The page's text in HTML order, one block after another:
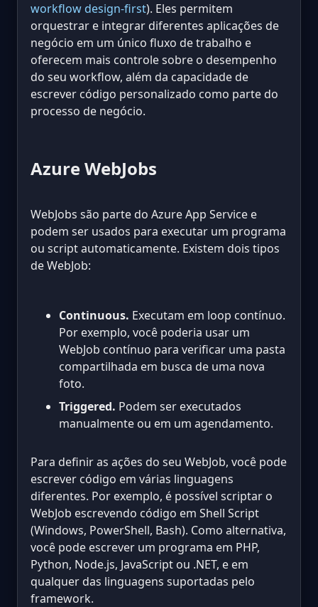
workflow design-first). Eles permitem
orquestrar e integrar diferentes aplicações de
negócio em um único fluxo de trabalho e
oferecem mais controle sobre o desempenho
do seu workflow, além da capacidade de
escrever código personalizado como parte do
processo de negócio.
Azure WebJobs
WebJobs são parte do Azure App Service e
podem ser usados para executar um programa
ou script automaticamente. Existem dois tipos
de WebJob:
Continuous. Executam em loop contínuo.
Por exemplo, você poderia usar um
WebJob contínuo para verificar uma pasta
compartilhada em busca de uma nova
foto.
Triggered. Podem ser executados
manualmente ou em um agendamento.
Para definir as ações do seu WebJob, você pode
escrever código em várias linguagens
diferentes. Por exemplo, é possível scriptar o
WebJob escrevendo código em Shell Script
(Windows, PowerShell, Bash). Como alternativa,
você pode escrever um programa em PHP,
Python, Node.js, JavaScript ou .NET, e em
qualquer das linguagens suportadas pelo
framework.